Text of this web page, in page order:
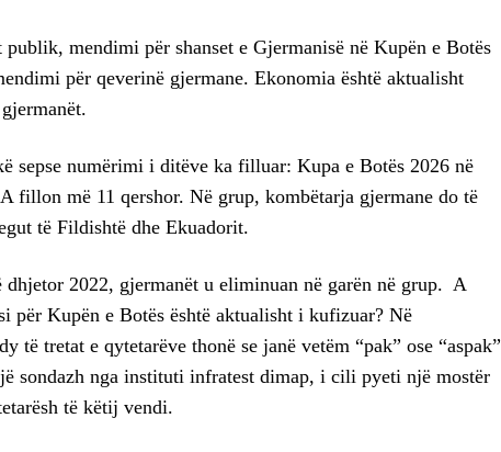
mendimi për shanset e Gjermanisë në Kupën e Botës
për qeverinë gjermane. Ekonomia është aktualisht
sepse numërimi i ditëve ka filluar: Kupa e Botës 2026 në
fillon më 11 qershor. Në grup, kombëtarja gjermane do të
të Fildishtë dhe Ekuadorit.
dhjetor 2022, gjermanët u eliminuan në garën në grup. A
për Kupën e Botës është aktualisht i kufizuar? Në
të tretat e qytetarëve thonë se janë vetëm “pak” ose “aspak”
sondazh nga instituti infratest dimap, i cili pyeti një mostër
të këtij vendi.